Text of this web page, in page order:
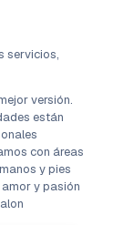
servicios,
versión.
están
con áreas
y pies
y pasión